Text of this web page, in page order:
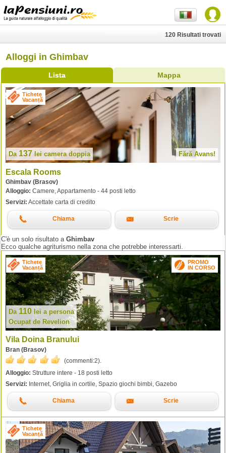
Alloggi in Ghimbav
Lista Mappa
120 Risultati trovati
Tichete
Vacanță
Da 137 lei camera doppia Fără Avans!
Escala Rooms
Ghimbav (Brasov)
Alloggio: Camere, Appartamento - 44 posti letto
Servizi: Accettate carta di credito
Chiama Scrie
C'è un solo risultato a Ghimbav
Ecco qualche agriturismo nella zona che potrebbe interessarti.
Tichete
Vacanță
PROMO
IN CORSO
Da 110 lei a persona
Ocupat de Revelion
Vila Doina Branului
Bran (Brasov)
(commenti:2).
Alloggio: Strutture intere - 18 posti letto
Servizi: Internet, Griglia in cortile, Spazio giochi bimbi, Gazebo
Chiama Scrie
Tichete
Vacanță